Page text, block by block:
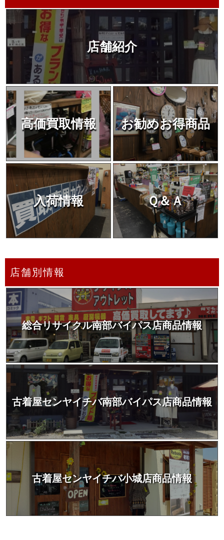
店舗紹介
高価買取情報 お勧めお得商品
入荷情報 Ｑ＆Ａ
店舗別情報
総合リサイクル南部バイパス店商品情報
古着屋センヤイチバ南部バイパス店商品情報
古着屋センヤイチバ小城店商品情報